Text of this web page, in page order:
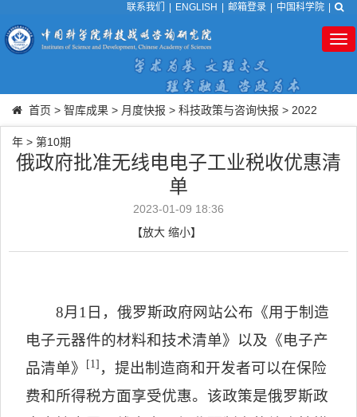
联系我们 ENGLISH 邮箱登录 中国科学院
首页 > 智库成果 > 月度快报 > 科技政策与咨询快报 > 2022
年 > 第10期
俄政府批准无线电电子工业税收优惠清
单
2023-01-09 18:36
【放大 缩小】
8月 1 日， 俄罗斯政府网站公布《用于制造
电子元器件的材料和技术清单》以及《电子产
品清单》
[1] ，提出制造商和开发者可以在保险
费和所得税方面享受优惠。该政策是俄罗斯政